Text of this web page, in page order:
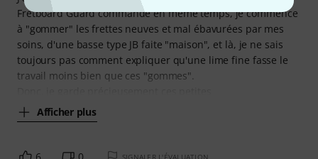
Fretboard Guard commandé en même temps, je commence
à "gommer" les frettes neuves et mal ébavurées par mes
soins, d'une basse type JB faite "maison", et là, je ne sais
toujours pas comment expliquer qu'une lime fine fasse le
travail moins bien que ces "gommes".
Afficher plus